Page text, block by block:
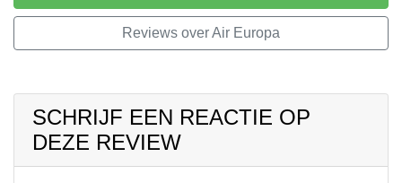
Reviews over Air Europa
SCHRIJF EEN REACTIE OP
DEZE REVIEW